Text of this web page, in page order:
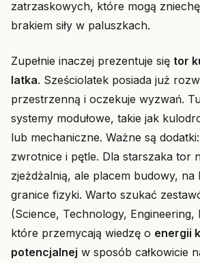
zatrzaskowych, które mogą
brakiem siły w paluszkach.
Zupełnie inaczej prezentuje się tor
latka. Sześciolatek posiada już
przestrzenną i oczekuje wyzwań.
systemy modułowe, takie jak
lub mechaniczne. Ważne są
zwrotnice i pętle. Dla starszaka tor
zjeżdżalnią, ale placem budowy,
granice fizyki. Warto szukać
(Science, Technology, Engineering,
które przemycają wiedzę o energii
potencjalnej w sposób całkowicie